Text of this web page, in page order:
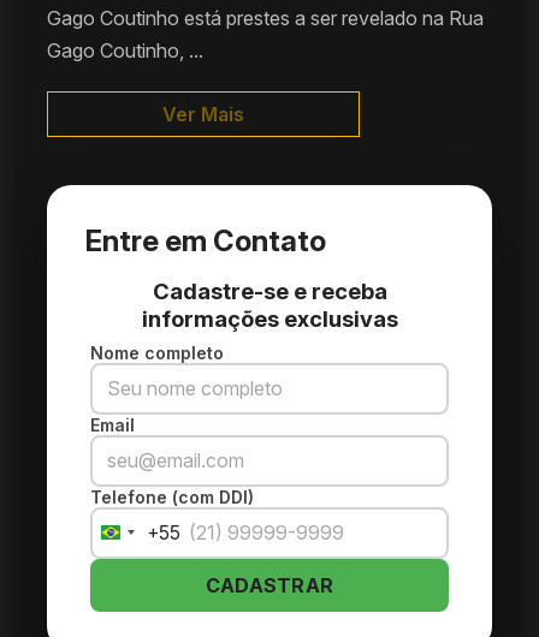
Gago Coutinho está prestes a ser revelado na Rua
Gago Coutinho, ...
Ver Mais
Entre em Contato
Cadastre-se e receba
informações exclusivas
Nome completo
Email
Telefone (com DDI)
Brazil
+55
+55
CADASTRAR